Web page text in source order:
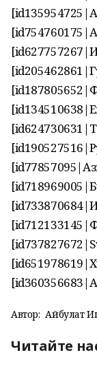
Автор: Айбулат
Читайте